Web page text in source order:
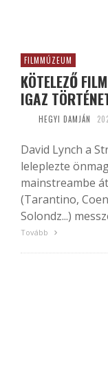
FILMMÚZEUM
KÖTELEZŐ
IGAZ
HEGYI DAMJÁN
David Lynch a
leleplezte
mainstreambe
(Tarantino,
Solondz...)
Tovább